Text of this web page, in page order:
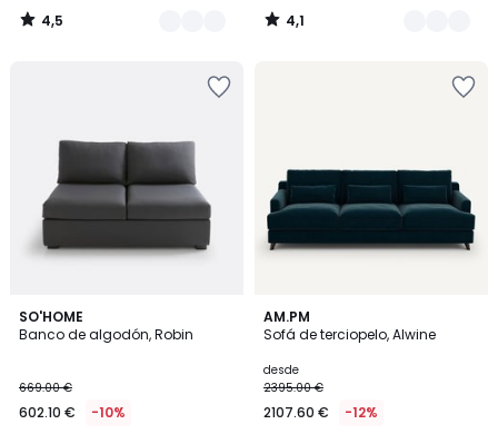
4,5
/
4,1
/
SO'HOME
Banco de algodón, Robin
669.00 €
602.10 € -10%
4
/
5
Colores
AM.PM
Sofá de terciopelo, Alwine
desde
2395.00 €
2107.60 € -12%
4,7
/ 5
15
Colores